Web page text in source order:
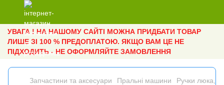
УВАГА ! НА НАШОМУ САЙТІ МОЖНА ПРИДБАТИ ТОВАР
ЛИШЕ ЗІ 100 % ПРЕДОПЛАТОЮ. ЯКЩО ВАМ ЦЕ НЕ
ПІДХОДИТЬ - НЕ ОФОРМЛЯЙТЕ ЗАМОВЛЕННЯ
Запчастини та аксесуари Пральні машини Ручки люка,